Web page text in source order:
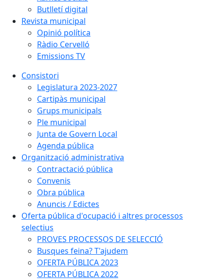
Butlletí digital
Revista municipal
Opinió política
Ràdio Cervelló
Emissions TV
Consistori
Legislatura 2023-2027
Cartipàs municipal
Grups municipals
Ple municipal
Junta de Govern Local
Agenda pública
Organització administrativa
Contractació pública
Convenis
Obra pública
Anuncis / Edictes
Oferta pública d'ocupació i altres processos
selectius
PROVES PROCESSOS DE SELECCIÓ
Busques feina? T'ajudem
OFERTA PÚBLICA 2023
OFERTA PÚBLICA 2022